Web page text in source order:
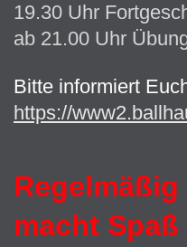
19.30 Uhr
ab 21.00 Uhr
Bitte informiert
https://
macht Spaß